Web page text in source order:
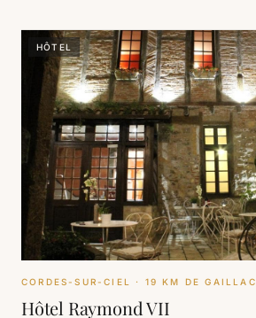
HÔTEL
CORDES-SUR-CIEL · 19 KM DE GAILLAC
Hôtel Raymond VII